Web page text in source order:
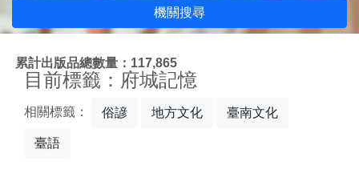
機關搜尋
累計出版品總數量：117,865
目前標籤：府城記憶
相關標籤： 俗諺 地方文化 臺南文化
臺語